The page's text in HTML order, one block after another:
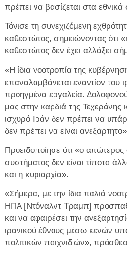
πρέπει να βασίζεται στα
Τόνισε τη συνεχιζόμενη
καθεστώτος, σημειώνοντας ότι
καθεστώτος δεν έχει αλλάξει
«Η ίδια νοοτροπία της
επαναλαμβάνεται εναντίον του
προηγμένα εργαλεία.
μας στην καρδιά της Τεχεράνης
ισχυρό Ιράν δεν πρέπει να
δεν πρέπει να είναι
Προειδοποίησε ότι «ο απώτερος
συστήματος δεν είναι τίποτα
και η κυριαρχία».
«Σήμερα, με την ίδια παλιά
ΗΠΑ [Ντόναλντ Τραμπ]
και να αφαιρέσει την
ιρανικού έθνους μέσω κενών
πολιτικών παιχνιδιών»,